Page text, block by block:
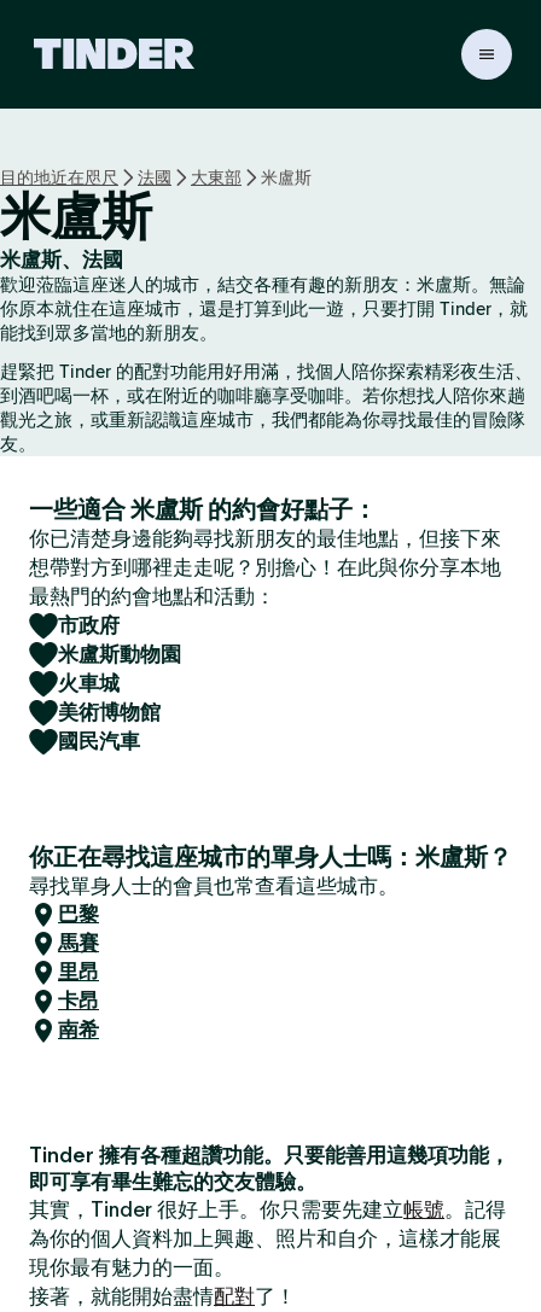
r
目的地近在咫尺 法國 大東部 米盧斯
米盧斯
米盧斯、法國
歡迎蒞臨這座迷人的城市，結交各種有趣的新朋友：米盧斯。無論
你原本就住在這座城市，還是打算到此一遊，只要打開 Tinder，就
能找到眾多當地的新朋友。
趕緊把 Tinder 的配對功能用好用滿，找個人陪你探索精彩夜生活、
到酒吧喝一杯，或在附近的咖啡廳享受咖啡。若你想找人陪你來趟
觀光之旅，或重新認識這座城市，我們都能為你尋找最佳的冒險隊
友。
一些適合 米盧斯 的約會好點子：
你已清楚身邊能夠尋找新朋友的最佳地點，但接下來
想帶對方到哪裡走走呢？別擔心！在此與你分享本地
最熱門的約會地點和活動：
市政府
米盧斯動物園
火車城
美術博物館
國民汽車
你正在尋找這座城市的單身人士嗎：米盧斯？
尋找單身人士的會員也常查看這些城市。
巴黎
馬賽
里昂
卡昂
南希
Tinder 擁有各種超讚功能。只要能善用這幾項功能，
即可享有畢生難忘的交友體驗。
其實，Tinder 很好上手。你只需要先建立帳號。記得
為你的個人資料加上興趣、照片和自介，這樣才能展
現你最有魅力的一面。
接著，就能開始盡情配對了！